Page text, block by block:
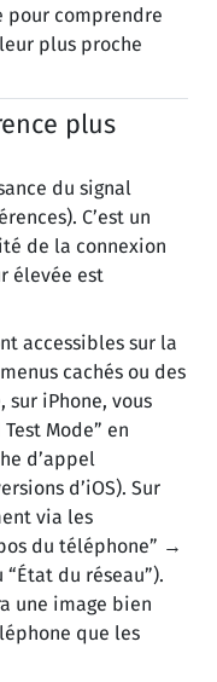
pour comprendre
plus proche
plus
du signal
C’est un
de la connexion
élevée est
accessibles sur la
cachés ou des
iPhone, vous
Mode” en
d’appel
d’iOS). Sur
via les
du téléphone” →
du réseau”).
une image bien
que les